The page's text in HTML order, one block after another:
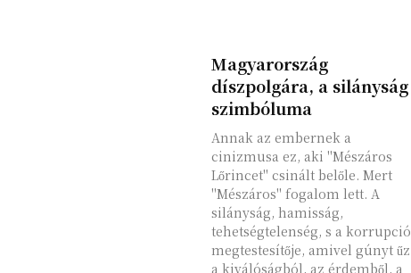
Magyarország
díszpolgára, a silányság
szimbóluma
Annak az embernek a
cinizmusa ez, aki "Mészáros
Lőrincet" csinált belőle. Mert
"Mészáros" fogalom lett. A
silányság, hamisság,
tehetségtelenség, s a korrupció
megtestesítője, amivel gúnyt űz
a kiválóságból, az érdemből, a